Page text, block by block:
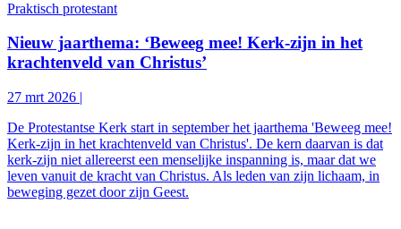
Praktisch protestant
Nieuw jaarthema: ‘Beweeg mee! Kerk-zijn in het
krachtenveld van Christus’
27 mrt 2026 |
De Protestantse Kerk start in september het jaarthema 'Beweeg mee!
Kerk-zijn in het krachtenveld van Christus'. De kern daarvan is dat
kerk-zijn niet allereerst een menselijke inspanning is, maar dat we
leven vanuit de kracht van Christus. Als leden van zijn lichaam, in
beweging gezet door zijn Geest.